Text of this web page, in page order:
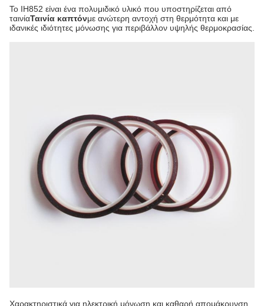
Το IH852 είναι ένα πολυμιδικό υλικό που υποστηρίζεται από
ταινίαΤαινία καπτόνμε ανώτερη αντοχή στη θερμότητα και με
ιδανικές ιδιότητες μόνωσης για περιβάλλον υψηλής θερμοκρασίας.
Χαρακτηριστικά για ηλεκτρική μόνωση και καθαρή απομάκρυνση